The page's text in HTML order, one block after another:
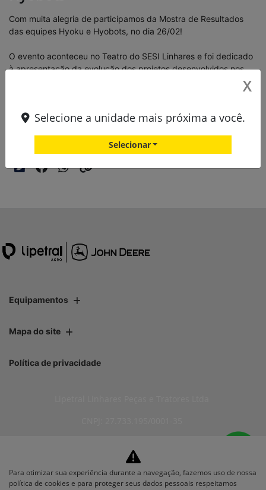
Com muita alegria de participamos da Mostra de Resultados
das equipes Hyoku e Hyobots, no dia 26/02!
O evento aconteceu no Teatro do SESI Linhares e foi dedicado
à apresentação da evolução dos projetos desenvolvidos nos
Compartilhe esse artigo nas redes sociais:
Equipamentos
Mapa do site
Política de privacidade
No trânsito, enxergar o outro
X
Selecione a unidade mais próxima a você.
Selecionar
Para otimizar sua experiência durante a navegação, fazemos uso de nossa
política de cookies e para proteger seus dados pessoais respeitamos